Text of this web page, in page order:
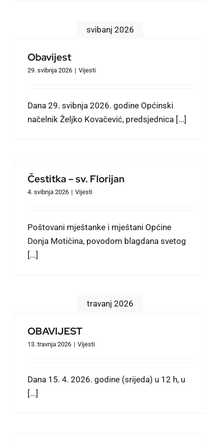
svibanj 2026
Obavijest
29. svibnja 2026 | Vijesti
Dana 29. svibnja 2026. godine Općinski
načelnik Željko Kovačević, predsjednica [...]
Čestitka – sv. Florijan
4. svibnja 2026 | Vijesti
Poštovani mještanke i mještani Općine
Donja Motičina, povodom blagdana svetog
[...]
travanj 2026
OBAVIJEST
13. travnja 2026 | Vijesti
Dana 15. 4. 2026. godine (srijeda) u 12 h, u
[...]